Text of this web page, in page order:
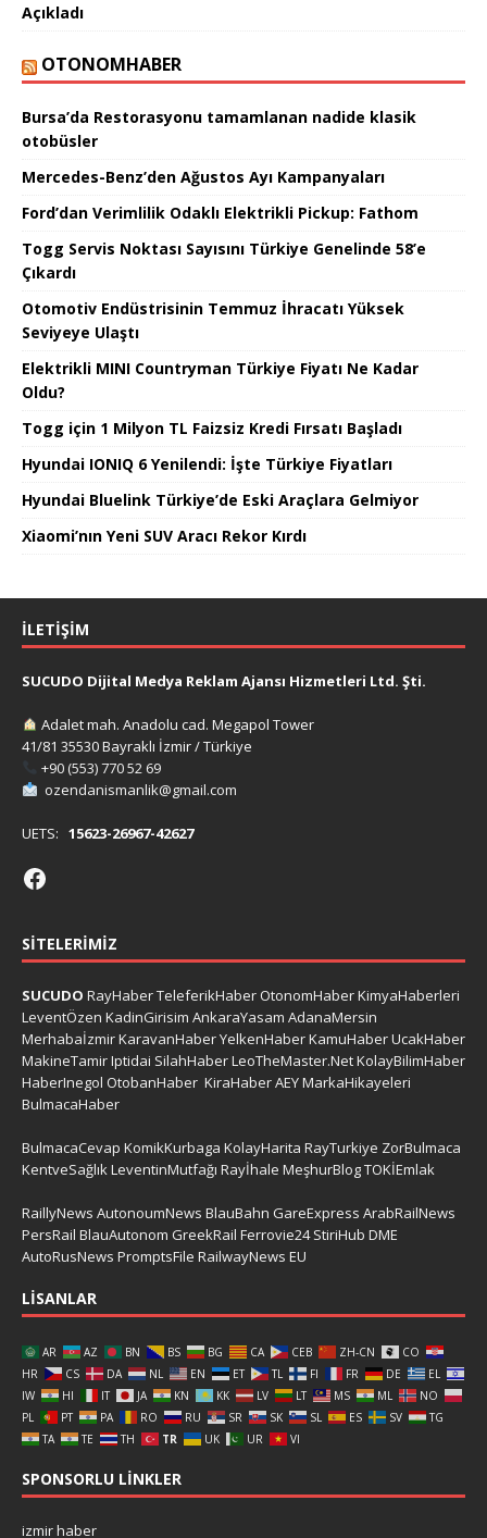
Açıkladı
OTONOMHABER
Bursa’da Restorasyonu tamamlanan nadide klasik
otobüsler
Mercedes-Benz’den Ağustos Ayı Kampanyaları
Ford’dan Verimlilik Odaklı Elektrikli Pickup: Fathom
Togg Servis Noktası Sayısını Türkiye Genelinde 58’e
Çıkardı
Otomotiv Endüstrisinin Temmuz İhracatı Yüksek
Seviyeye Ulaştı
Elektrikli MINI Countryman Türkiye Fiyatı Ne Kadar
Oldu?
Togg için 1 Milyon TL Faizsiz Kredi Fırsatı Başladı
Hyundai IONIQ 6 Yenilendi: İşte Türkiye Fiyatları
Hyundai Bluelink Türkiye’de Eski Araçlara Gelmiyor
Xiaomi’nın Yeni SUV Aracı Rekor Kırdı
İLETIŞIM
SUCUDO Dijital Medya Reklam Ajansı Hizmetleri Ltd. Şti.
Adalet mah. Anadolu cad. Megapol Tower
41/81 35530 Bayraklı İzmir / Türkiye
+90 (553) 770 52 69
ozendanismanlik@gmail.com
UETS: 15623-26967-42627
SITELERIMIZ
SUCUDO RayHaberTeleferikHaber OtonomHaberKimyaHaberleri
LeventÖzen KadinGirisim AnkaraYasam AdanaMersin
MerhabaİzmirKaravanHaberYelkenHaberKamuHaberUcakHaber
MakineTamirIptidai SilahHaberLeoTheMaster.NetKolayBilimHaber
HaberInegol OtobanHaber KiraHaberAEYMarkaHikayeleri
BulmacaHaber
BulmacaCevap KomikKurbaga KolayHarita RayTurkiye ZorBulmaca
KentveSağlıkLeventinMutfağı Rayİhale MeşhurBlogTOKİEmlak
RaillyNews AutonoumNews BlauBahn GareExpress ArabRailNews
PersRail BlauAutonom GreekRail Ferrovie24 StiriHub DME
AutoRusNews PromptsFile RailwayNews EU
LISANLAR
AR AZ BN BS BG CA CEB ZH-CN
CO
HR
CS DA NL EN ET TL FI FR DE
EL
IW
HI IT JA KN KK LV LT MS ML
NO
PL
PT PA RO RU SR SK SL ES SV
TG
TA
TE TH TR UK UR VI
SPONSORLU LINKLER
izmir haber